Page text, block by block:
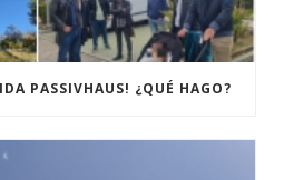
PASSIVHAUS! ¿QUÉ HAGO?